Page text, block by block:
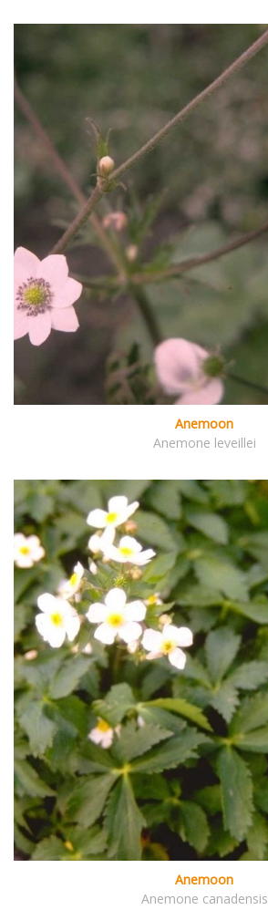
Anemoon
Anemone leveillei
Anemoon
Anemone canadensis